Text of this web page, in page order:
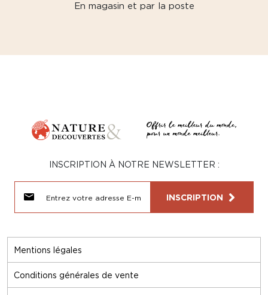
En magasin et par la poste
Mentions légales
Conditions générales de vente
INSCRIPTION À NOTRE NEWSLETTER :
INSCRIPTION